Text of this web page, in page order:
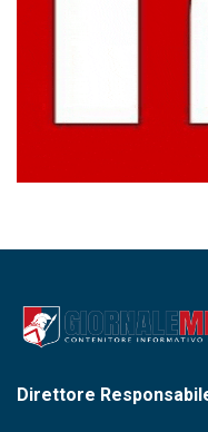
Direttore